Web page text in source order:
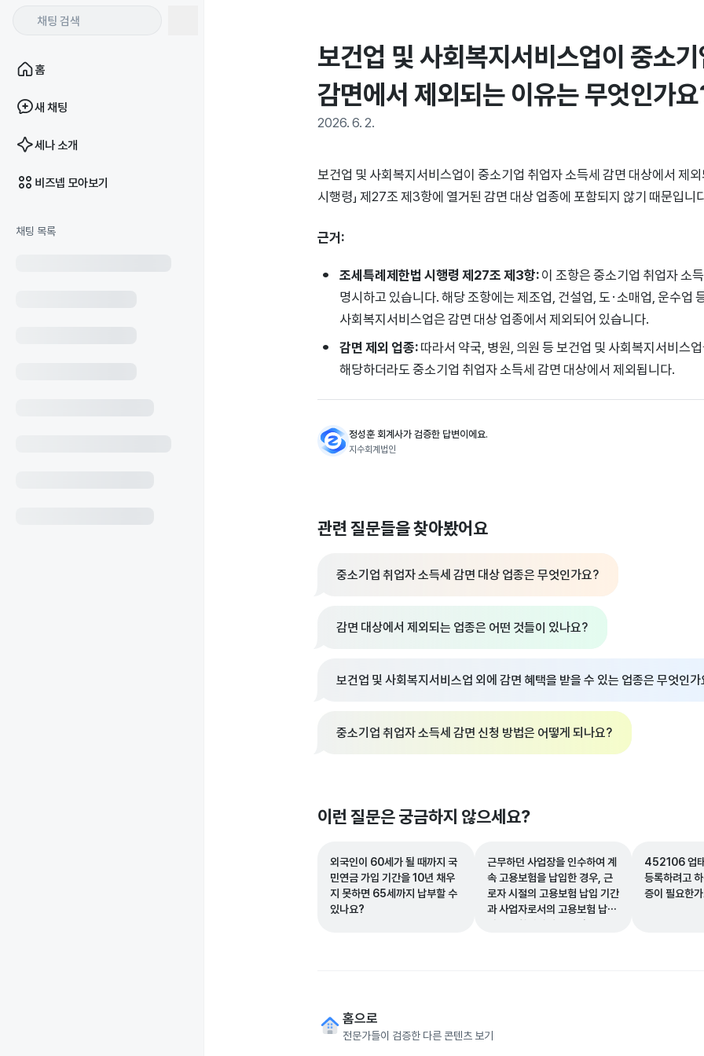
홈
새 채팅
세나 소개
비즈넵 모아보기
채팅 목록
보건업 및 사회복지서비스업이 중소
감면에서 제외되는 이유는 무엇인가
2026. 6. 2.
보건업 및 사회복지서비스업이 중소기업 취업자 소득세 감면 대상에서 제
시행령」 제27조 제3항에 열거된 감면 대상 업종에 포함되지 않기 때문입니
근거:
조세특례제한법 시행령 제27조 제3항:이 조항은 중소기업 취업자 소
명시하고 있습니다. 해당 조항에는 제조업, 건설업, 도·소매업, 운수업
사회복지서비스업은 감면 대상 업종에서 제외되어 있습니다.
감면 제외 업종:따라서 약국, 병원, 의원 등 보건업 및 사회복지서비스
해당하더라도 중소기업 취업자 소득세 감면 대상에서 제외됩니다.
정성훈 회계사가 검증한 답변이에요.
지수회계법인
관련 질문들을 찾아봤어요
중소기업 취업자 소득세 감면 대상 업종은 무엇인가요?
감면 대상에서 제외되는 업종은 어떤 것들이 있나요?
보건업 및 사회복지서비스업 외에 감면 혜택을 받을 수 있는 업종은 무엇인
중소기업 취업자 소득세 감면 신청 방법은 어떻게 되나요?
이런 질문은 궁금하지 않으세요?
외국인이 60세가 될 때까지 국
민연금 가입 기간을 10년 채우
지 못하면 65세까지 납부할 수
있나요?
근무하던 사업장을 인수하여 계
속 고용보험을 납입한 경우, 근
로자 시절의 고용보험 납입 기간
과 사업자로서의 고용보험 납입
기간을 합산하여 인정받을 수 있
452106 업
등록하려고
증이 필요한
홈으로
전문가들이 검증한 다른 콘텐츠 보기